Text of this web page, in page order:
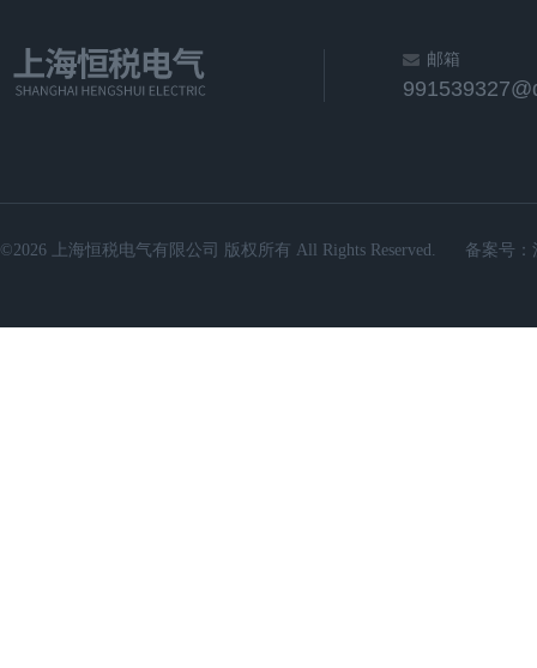
邮箱
©2026 上海恒税电气有限公司 版权所有 All Rights Reserved. 备案号：